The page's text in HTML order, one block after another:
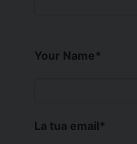
Your Name*
La tua email*